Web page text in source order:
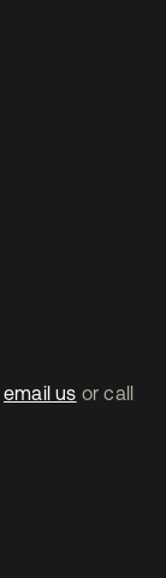
email us or call